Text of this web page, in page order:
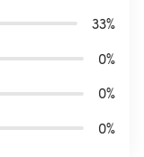
33%
0%
0%
0%